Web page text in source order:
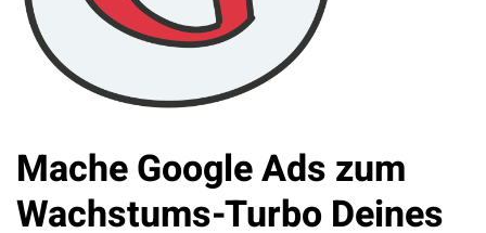
Mache Google Ads zum
Wachstums-Turbo Deines